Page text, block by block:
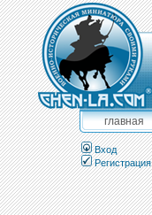
главная
Вход
Регистрация